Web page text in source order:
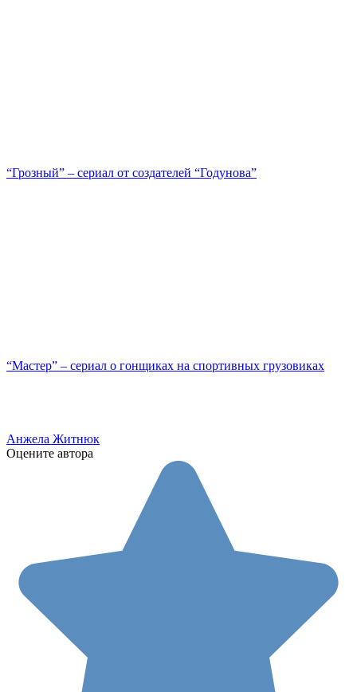
“Грозный” – сериал от создателей “Годунова”
“Мастер” – сериал о гонщиках на спортивных грузовиках
Анжела Житнюк
Оцените автора